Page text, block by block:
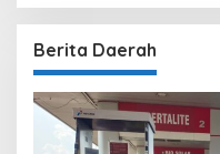
Berita Daerah